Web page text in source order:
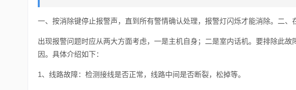
一、按消除键停止报警声，直到所有警情确认处理，报警灯闪烁才能消除。二、
出现报警问题时应从两大方面考虑，一是主机自身；二是室内话机。要排除此
因。具体介绍如下：
1、线路故障：检测接线是否正常，线路中间是否断裂，松掉等。